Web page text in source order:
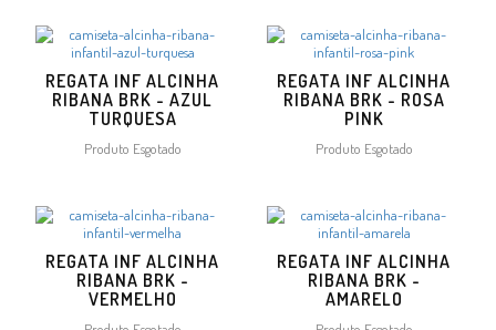
REGATA INF ALCINHA
RIBANA BRK - AZUL
TURQUESA
Produto Esgotado
REGATA INF ALCINHA
RIBANA BRK - ROSA
PINK
Produto Esgotado
REGATA INF ALCINHA
RIBANA BRK -
VERMELHO
REGATA INF ALCINHA
RIBANA BRK -
AMARELO